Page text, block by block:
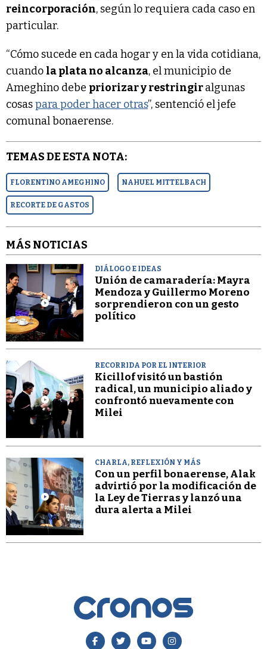
reincorporación, según lo requiera cada caso en
particular.
“Cómo sucede en cada hogar y en la vida cotidiana,
cuando la plata no alcanza, el municipio de
Ameghino debe priorizar y restringiralgunas
cosaspara poder hacer otras”, sentenció el jefe
comunal bonaerense.
TEMAS DE ESTA NOTA:
FLORENTINO AMEGHINO NAHUEL MITTELBACH
RECORTE DE GASTOS
MÁS NOTICIAS
DIÁLOGO E IDEAS
Unión de camaradería: Mayra
Mendoza y Guillermo Moreno
sorprendieron con un gesto
político
RECORRIDA POR EL INTERIOR
Kicillof visitó un bastión
radical, un municipio aliado y
confrontó nuevamente con
Milei
CHARLA, REFLEXIÓN Y MÁS
Con un perfil bonaerense, Alak
advirtió por la modificación de
la Ley de Tierras y lanzó una
dura alerta a Milei